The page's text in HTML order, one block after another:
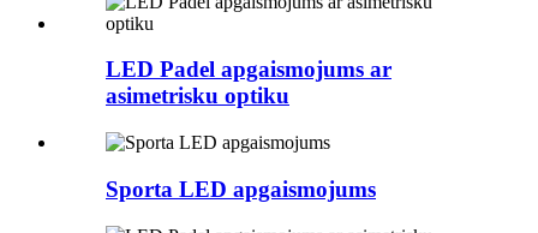
LED Padel apgaismojums ar
asimetrisku optiku
Sporta LED apgaismojums